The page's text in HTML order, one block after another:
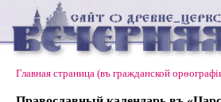
Главная страница (въ гражданской